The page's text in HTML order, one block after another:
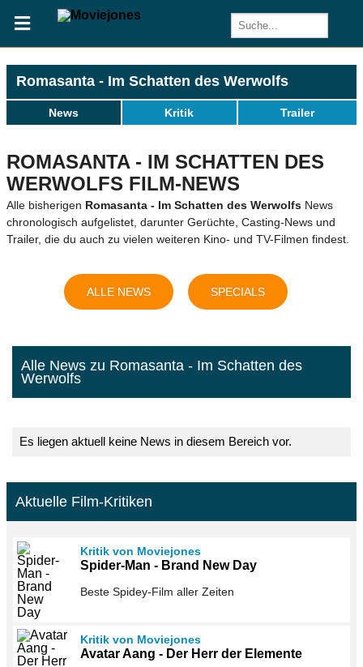
Romasanta - Im Schatten des Werwolfs
News Kritik Trailer
ROMASANTA - IM SCHATTEN DES
WERWOLFS FILM-NEWS
Alle bisherigen Romasanta - Im Schatten des Werwolfs News
chronologisch aufgelistet, darunter Gerüchte, Casting-News und
Trailer, die du auch zu vielen weiteren Kino- und TV-Filmen findest.
ALLE NEWS SPECIALS
Alle News zu Romasanta - Im Schatten des
Werwolfs
Es liegen aktuell keine News in diesem Bereich vor.
Aktuelle Film-Kritiken
Kritik von Moviejones
Spider-Man - Brand New Day
Beste Spidey-Film aller Zeiten
Kritik von Moviejones
Avatar Aang - Der Herr der Elemente